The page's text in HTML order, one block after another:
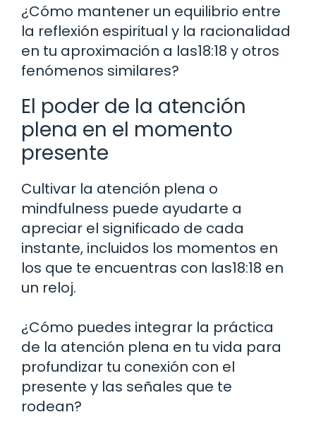
¿Cómo mantener un equilibrio entre
la reflexión espiritual y la racionalidad
en tu aproximación a las18:18 y otros
fenómenos similares?
El poder de la atención
plena en el momento
presente
Cultivar la atención plena o
mindfulness puede ayudarte a
apreciar el significado de cada
instante, incluidos los momentos en
los que te encuentras con las18:18 en
un reloj.
¿Cómo puedes integrar la práctica
de la atención plena en tu vida para
profundizar tu conexión con el
presente y las señales que te
rodean?